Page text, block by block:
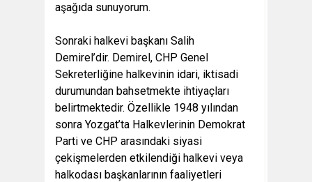
aşağıda sunuyorum.
Sonraki halkevi başkanı Salih
Demirel’dir. Demirel, CHP Genel
Sekreterliğine halkevinin idari, iktisadi
durumundan bahsetmekte ihtiyaçları
belirtmektedir. Özellikle 1948 yılından
sonra Yozgat’ta Halkevlerinin Demokrat
Parti ve CHP arasındaki siyasi
çekişmelerden etkilendiği halkevi veya
halkodası başkanlarının faaliyetleri